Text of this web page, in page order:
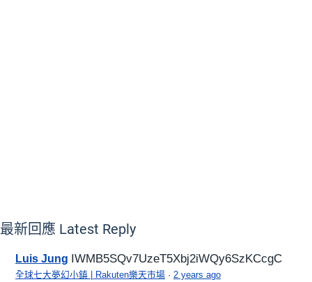
最新回應 Latest Reply
Luis Jung IWMB5SQv7UzeT5Xbj2iWQy6SzKCcgC
全球七大夢幻小鎮 | Rakuten樂天市場 · 2 years ago